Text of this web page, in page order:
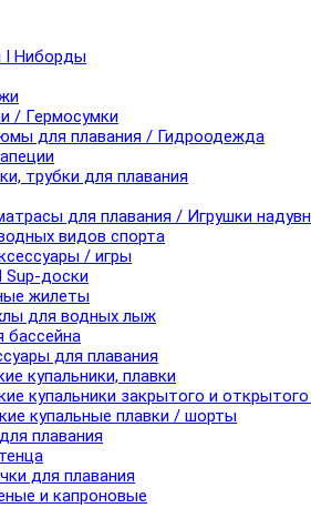
I Ниборды
/ Гермосумки
для плавания / Гидроодежда
трубки для плавания
для плавания / Игрушки
видов спорта
/ игры
доски
жилеты
для водных лыж
бассейна
для плавания
купальники, плавки
купальники закрытого и
купальные плавки / шорты
плавания
для плавания
и капроновые